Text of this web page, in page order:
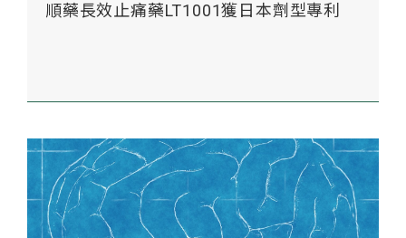
順藥長效止痛藥LT1001獲日本劑型專利